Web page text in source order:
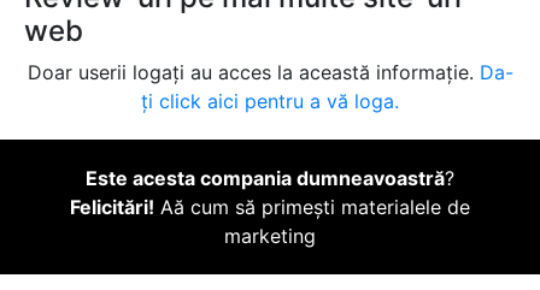
web
Doar userii logați au acces la această informație. Da-
ți click aici pentru a vă loga.
Este acesta compania dumneavoastră?
Felicitări! Aă cum să primești materialele de
marketing